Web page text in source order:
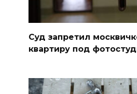
Суд запретил
квартиру под